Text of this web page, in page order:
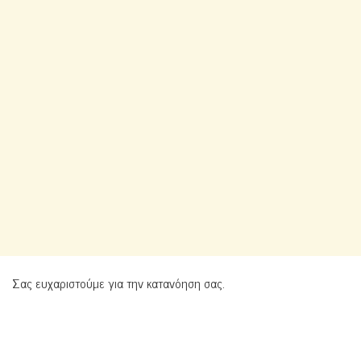
Σας ευχαριστούμε για την κατανόηση σας.